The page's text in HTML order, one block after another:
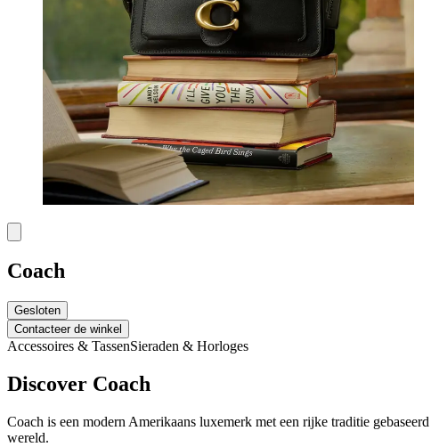
Coach
Gesloten
Contacteer de winkel
Accessoires & TassenSieraden & Horloges
Discover Coach
Coach is een modern Amerikaans luxemerk met een rijke traditie
wereld.